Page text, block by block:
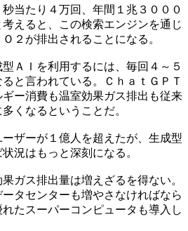
当たり４万回、年間１兆３０００
えると、この検索エンジンを通じ
２が排出されることになる。
ＡＩを利用するには、毎回４～５
と言われている。ＣｈａｔＧＰＴ
ー消費も温室効果ガス排出も従来
くなるということだ。
ザーが１億人を超えたが、生成型
況はもっと深刻になる。
ガス排出量は増えざるを得ない。
タセンターも増やさなければなら
たスーパーコンピュータも導入し